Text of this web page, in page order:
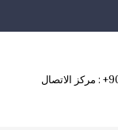
مركز الاتصال :